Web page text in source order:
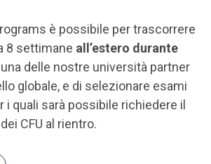
è possibile per trascorrere
8 settimane all’estero durante
delle nostre università partner
globale, e di selezionare esami
i quali sarà possibile richiedere il
CFU al rientro.